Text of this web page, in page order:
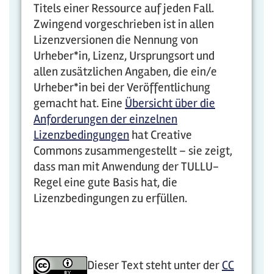
Titels einer Ressource auf jeden Fall.
Zwingend vorgeschrieben ist in allen
Lizenzversionen die Nennung von
Urheber*in, Lizenz, Ursprungsort und
allen zusätzlichen Angaben, die ein/e
Urheber*in bei der Veröffentlichung
gemacht hat. Eine Übersicht über die
Anforderungen der einzelnen
Lizenzbedingungen hat Creative
Commons zusammengestellt – sie zeigt,
dass man mit Anwendung der TULLU-
Regel eine gute Basis hat, die
Lizenzbedingungen zu erfüllen.
Dieser Text steht unter der CC